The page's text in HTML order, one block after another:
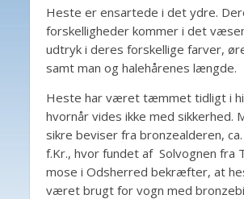
Heste er ensartede i det ydre.
forskelligheder kommer i det
udtryk i deres forskellige farver,
samt man og halehårenes længde.
Heste har været tæmmet tidligt i
hvornår vides ikke med sikkerhed.
sikre beviser fra bronzealderen,
f.Kr., hvor fundet af Solvognen fra
mose i Odsherred bekræfter, at
været brugt for vogn med